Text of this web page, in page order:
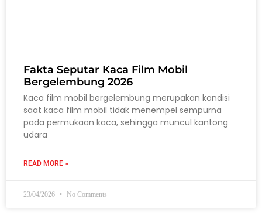
Fakta Seputar Kaca Film Mobil
Bergelembung 2026
Kaca film mobil bergelembung merupakan kondisi
saat kaca film mobil tidak menempel sempurna
pada permukaan kaca, sehingga muncul kantong
udara
READ MORE »
23/04/2026 No Comments